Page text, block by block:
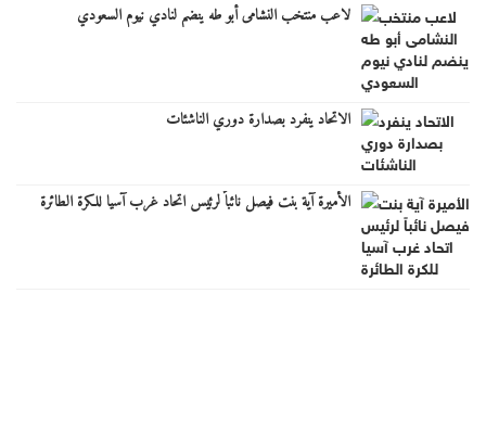
لاعب منتخب النشامى أبو طه ينضم لنادي نيوم السعودي
الاتحاد ينفرد بصدارة دوري الناشئات
الأميرة آية بنت فيصل نائباً لرئيس اتحاد غرب آسيا للكرة الطائرة